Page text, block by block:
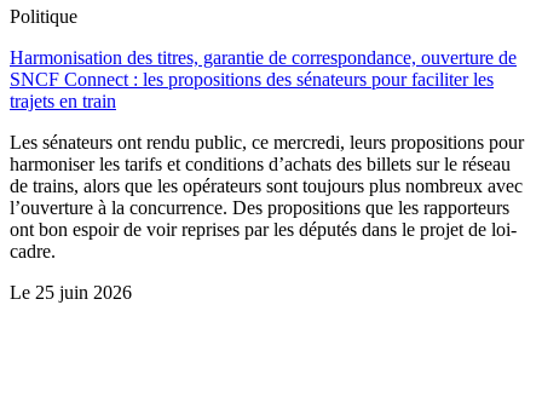
Politique
Harmonisation des titres, garantie de correspondance, ouverture de
SNCF Connect : les propositions des sénateurs pour faciliter les
trajets en train
Les sénateurs ont rendu public, ce mercredi, leurs propositions pour
harmoniser les tarifs et conditions d’achats des billets sur le réseau
de trains, alors que les opérateurs sont toujours plus nombreux avec
l’ouverture à la concurrence. Des propositions que les rapporteurs
ont bon espoir de voir reprises par les députés dans le projet de loi-
cadre.
Le 25 juin 2026